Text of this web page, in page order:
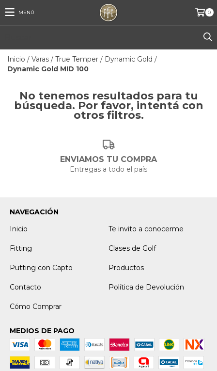
MENÚ 0
Inicio / Varas / True Temper / Dynamic Gold /
Dynamic Gold MID 100
No tenemos resultados para tu
búsqueda. Por favor, intentá con
otros filtros.
ENVIAMOS TU COMPRA
Entregas a todo el país
NAVEGACIÓN
Inicio
Te invito a conocerme
Fitting Clases de Golf
Putting con Capto Productos
Contacto Política de Devolución
Cómo Comprar
MEDIOS DE PAGO